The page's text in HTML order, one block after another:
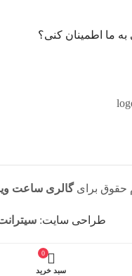
ما اطمینان کنی؟
گالری ساعت
طراحی سایت:
0
سبد خرید